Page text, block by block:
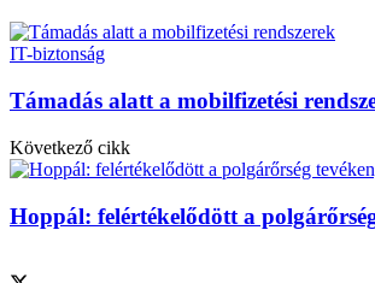
IT-biztonság
Támadás alatt a mobilfizetési
Következő cikk
Hoppál: felértékelődött a